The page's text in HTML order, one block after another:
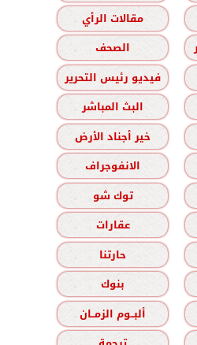
مقالات الرأي
الصحف
فيديو رئيس التحرير
البث المباشر
خير أجناد الأرض
الانفوجراف
توك شو
عقارات
حارتنا
بنوك
ألبــوم الزمــان